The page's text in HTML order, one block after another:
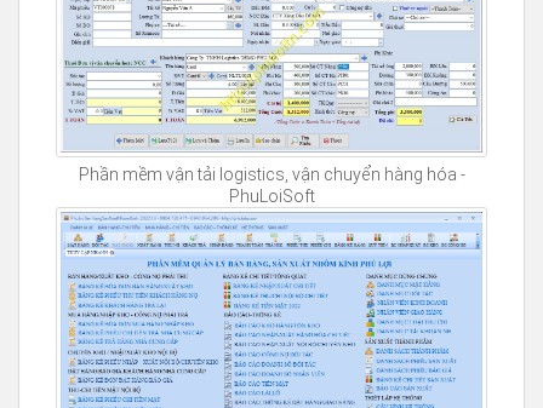
Phần mềm vận tải logistics, vận chuyển hàng hóa -
PhuLoiSoft